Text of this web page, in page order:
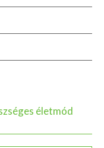
életmód